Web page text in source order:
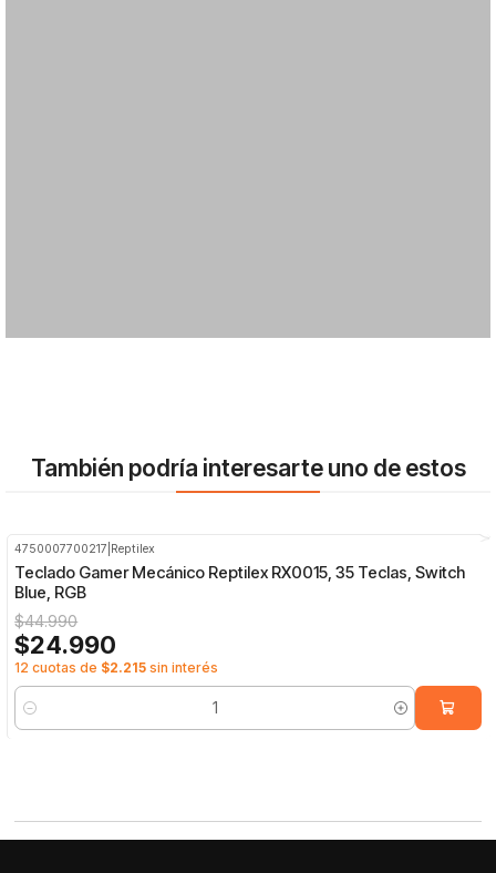
También podría interesarte uno de estos
4750007700217 Reptilex
Teclado Gamer Mecánico Reptilex RX0015, 35 Teclas, Switch
Blue, RGB
$44.990
$24.990
12 cuotas de $2.215 sin interés
Cantidad